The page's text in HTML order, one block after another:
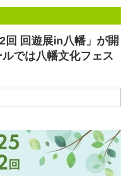
回 回遊展in八幡」が開
では八幡文化フェス